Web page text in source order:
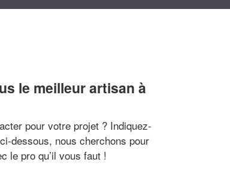
le meilleur artisan à
pour votre projet ? Indiquez-
dessous, nous cherchons pour
le pro qu’il vous faut !